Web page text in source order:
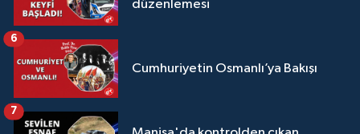
düzenlemesi
Cumhuriyetin Osmanlı’ya Bakışı
6
7